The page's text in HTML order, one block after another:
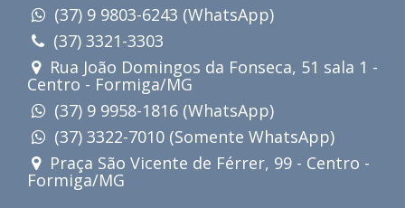
(37) 9 9803-6243 (WhatsApp)
(37) 3321-3303
Rua João Domingos da Fonseca, 51 sala 1 -
Centro - Formiga/MG
(37) 9 9958-1816 (WhatsApp)
(37) 3322-7010 (Somente WhatsApp)
Praça São Vicente de Férrer, 99 - Centro -
Formiga/MG